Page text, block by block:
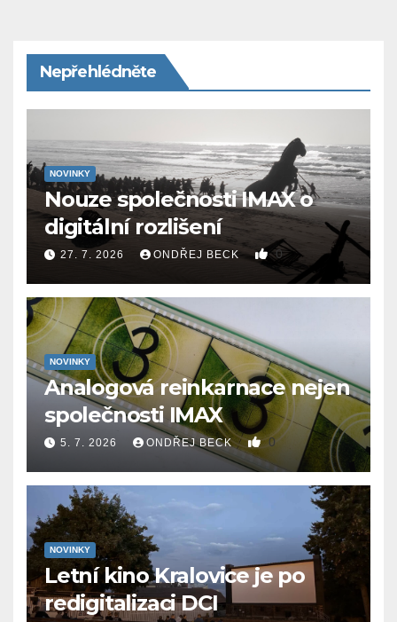
Nepřehlédněte
NOVINKY
Nouze společnosti IMAX o
digitální rozlišení
27. 7. 2026 ONDŘEJ BECK 0
NOVINKY
Analogová reinkarnace nejen
společnosti IMAX
5. 7. 2026 ONDŘEJ BECK 0
NOVINKY
Letní kino Kralovice je po
redigitalizaci DCI